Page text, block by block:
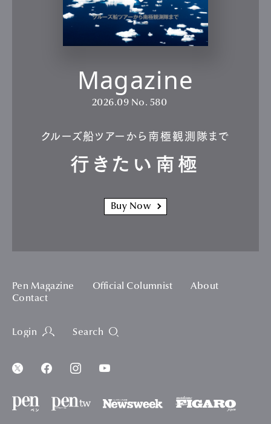
Magazine
2026.09 No. 580
クルーズ船ツアーから南極観測隊まで
行きたい南極
Buy Now
Pen Magazine Official Columnist
About
Contact
Login Search